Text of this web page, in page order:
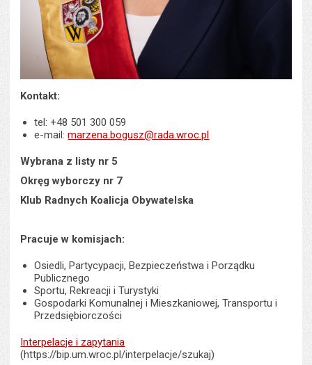
Kontakt:
tel: +48 501 300 059
e-mail:marzena.bogusz@rada.wroc.pl
Wybrana z listy nr 5
Okręg wyborczy nr 7
Klub Radnych Koalicja Obywatelska
Pracuje w komisjach:
Osiedli, Partycypacji, Bezpieczeństwa i Porządku
Publicznego
Sportu, Rekreacji i Turystyki
Gospodarki Komunalnej i Mieszkaniowej, Transportu i
Przedsiębiorczości
Interpelacje i zapytania
(https://bip.um.wroc.pl/interpelacje/szukaj)